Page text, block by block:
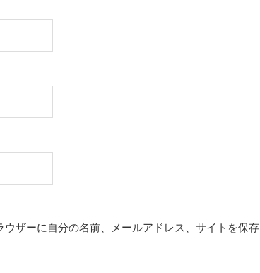
ザーに自分の名前、メールアドレス、サイトを保存